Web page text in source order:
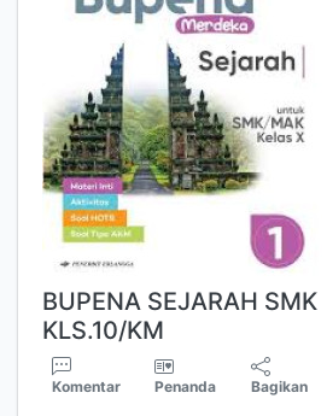
BUPENA SEJARAH SMK
KLS.10/KM
Komentar Penanda Bagikan